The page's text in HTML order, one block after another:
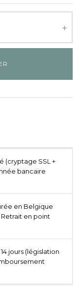
(cryptage SSL +
bancaire
en Belgique
Retrait en point
jours (législation